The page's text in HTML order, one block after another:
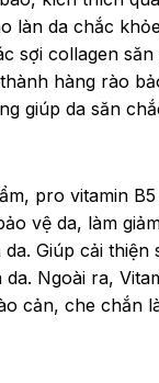
làn da chắc
sợi collagen săn
hàng rào
giúp da săn
pro vitamin
vệ da, làm
Giúp cải thiện
da. Ngoài ra,
cản, che chắn